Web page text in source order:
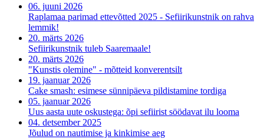
06. juuni 2026
Raplamaa parimad ettevõtted 2025 - Sefiirikunstnik on rahva
lemmik!
20. märts 2026
Sefiirikunstnik tuleb Saaremaale!
20. märts 2026
"Kunstis olemine" - mõtteid konverentsilt
19. jaanuar 2026
Cake smash: esimese sünnipäeva pildistamine tordiga
05. jaanuar 2026
Uus aasta uute oskustega: õpi sefiirist söödavat ilu looma
04. detsember 2025
Jõulud on nautimise ja kinkimise aeg